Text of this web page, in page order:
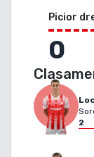
Picior
0
2